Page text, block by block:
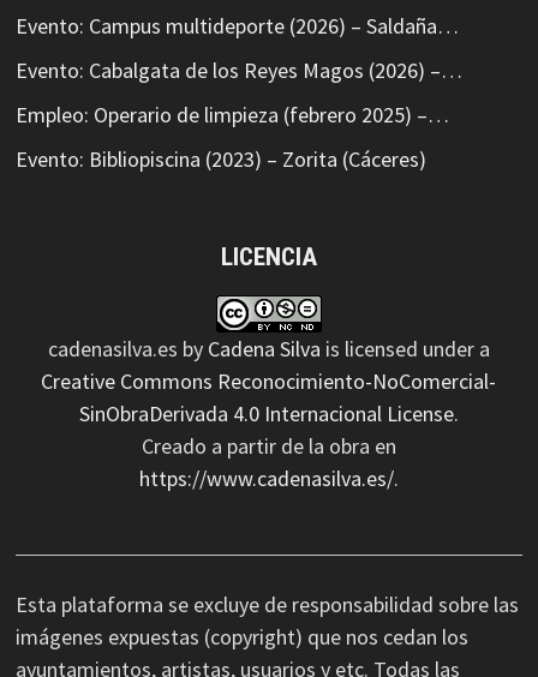
Evento: Campus multideporte (2026) – Saldaña…
Evento: Cabalgata de los Reyes Magos (2026) –…
Empleo: Operario de limpieza (febrero 2025) –…
Evento: Bibliopiscina (2023) – Zorita (Cáceres)
LICENCIA
cadenasilva.es by Cadena Silva is licensed under a
Creative Commons Reconocimiento-NoComercial-
SinObraDerivada 4.0 Internacional License.
Creado a partir de la obra en
https://www.cadenasilva.es/.
Esta plataforma se excluye de responsabilidad sobre las
imágenes expuestas (copyright) que nos cedan los
ayuntamientos, artistas, usuarios y etc. Todas las